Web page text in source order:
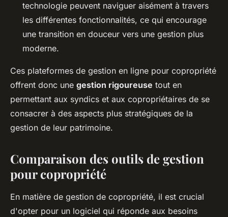
technologie peuvent naviguer aisément à travers
les différentes fonctionnalités, ce qui encourage
une transition en douceur vers une gestion plus
moderne.
Ces plateformes de gestion en ligne pour copropriété
offrent donc une gestion rigoureuse tout en
permettant aux syndics et aux copropriétaires de se
consacrer à des aspects plus stratégiques de la
gestion de leur patrimoine.
Comparaison des outils de gestion
pour copropriété
En matière de gestion de copropriété, il est crucial
d'opter pour un logiciel qui réponde aux besoins